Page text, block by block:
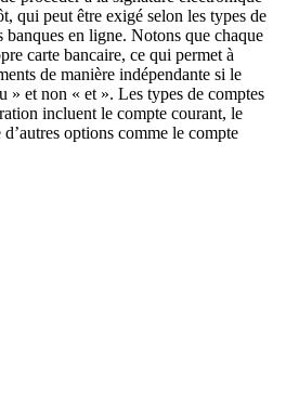
qui peut être exigé selon les types de
en ligne. Notons que chaque
carte bancaire, ce qui permet à
de manière indépendante si le
» et non « et ». Les types de comptes
incluent le compte courant, le
options comme le compte